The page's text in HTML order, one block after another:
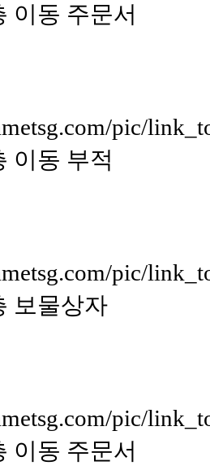
이동 주문서
pic/
이동 부적
pic/
보물상자
pic/
이동 주문서